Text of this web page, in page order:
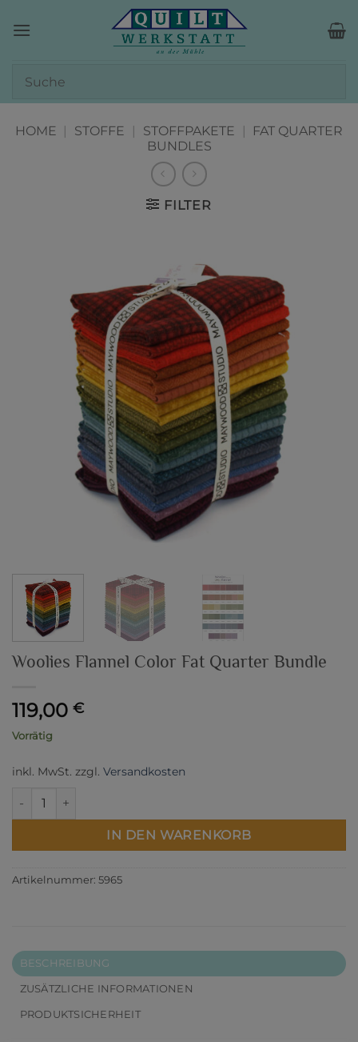
Inhalt
HOME | STOFFE | STOFFPAKETE |
FAT QUARTER
BUNDLES
FILTER
Woolies Flannel Color Fat Quarter Bundle
119,00 €
Vorrätig
inkl. MwSt. zzgl. Versandkosten
Woolies Flannel Color Fat Quarter Bundle Menge
IN DEN WARENKORB
Artikelnummer: 5965
BESCHREIBUNG
ZUSÄTZLICHE INFORMATIONEN
PRODUKTSICHERHEIT